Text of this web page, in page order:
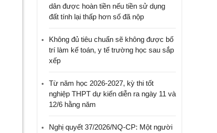
dân được hoàn tiền nếu tiền sử dụng
đất tính lại thấp hơn số đã nộp
Không đủ tiêu chuẩn sẽ không được bố
trí làm kế toán, y tế trường học sau sắp
xếp
Từ năm học 2026-2027, kỳ thi tốt
nghiệp THPT dự kiến diễn ra ngày 11 và
12/6 hằng năm
Nghị quyết 37/2026/NQ-CP: Một người